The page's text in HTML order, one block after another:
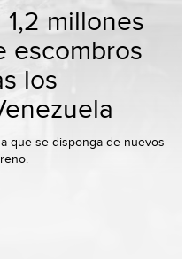
millones
escombros
los
que se disponga de nuevos